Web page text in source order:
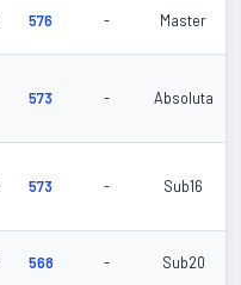
576 - Master
573 - Absoluta
573 - Sub16
568 - Sub20